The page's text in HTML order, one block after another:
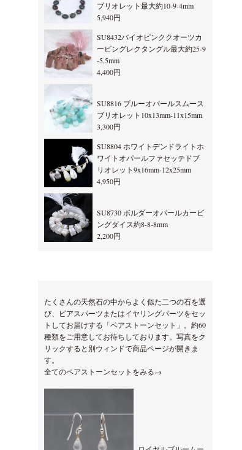
ブリオレット最大約10-9-4mm
5,940円
SU8432バイオピンククオーツカ
ービングレクタングル最大約25-9
-5.5mm
4,400円
SU8816 ブルーオパールスムース
ブリオレット10x13mm-11x15mm
3,300円
SU8804 ホワイトデンドライトホ
ワイトオパールファセッテドブ
リオレット9x16mm-12x25mm
4,950円
SU8730 ボルダーオパールカービ
ングダイス約8-8-8mm
2,200円
たくさんの天然石の中からよく似た二つの石を選
び、ピアスパーツまたはイヤリングパーツをセッ
トしてお届けする「ペアストーンセット」。約60
種類をご用意してお待ちしております。写真をク
リックすると別ウィンドで商品ページが開きま
す。
全てのペアストーンセットをみる→